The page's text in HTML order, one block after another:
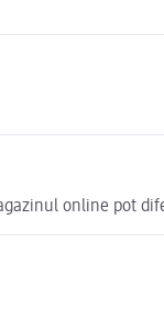
online pot